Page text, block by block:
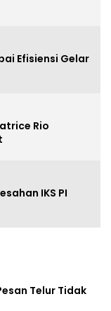
Efisiensi Gelar
Rio
IKS PI
Telur Tidak